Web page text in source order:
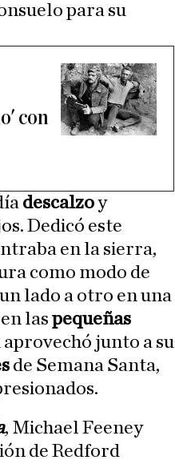
para su
con
descalzoy
Dedicó este
en la sierra,
como modo de
lado a otro en una
las pequeñas
junto a su
de Semana Santa,
, Michael Feeney
de Redford